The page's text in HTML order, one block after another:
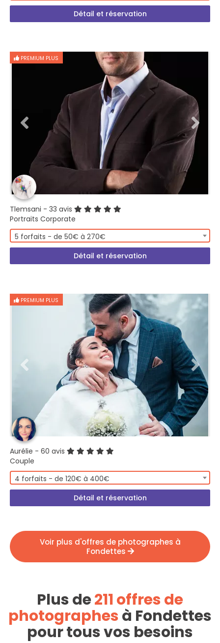
Détail et réservation
PREMIUM PLUS
Tlemsani - 33 avis
Portraits Corporate
5 forfaits - de 50€ à 270€
Détail et réservation
PREMIUM PLUS
Aurélie - 60 avis
Couple
4 forfaits - de 120€ à 400€
Détail et réservation
Voir plus d'offres de photographes à
Fondettes
Plus de211 offres de
photographesà Fondettes
pour tous vos besoins